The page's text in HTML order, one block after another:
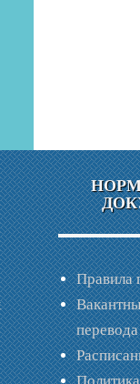
Правила
перевода